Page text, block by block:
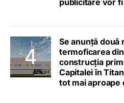
publicitare vor
Se anunță două
termoficarea
construcția primei termocentrale noi a
Capitalei în
tot mai aproape